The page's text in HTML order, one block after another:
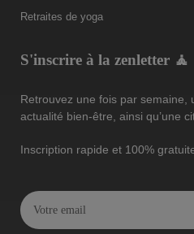
Retraites de yoga
S'inscrire à la zenletter 🧘
Retrouvez une fois par semaine,
actualité bien-être, ainsi qu’une
Inscription rapide et 100%